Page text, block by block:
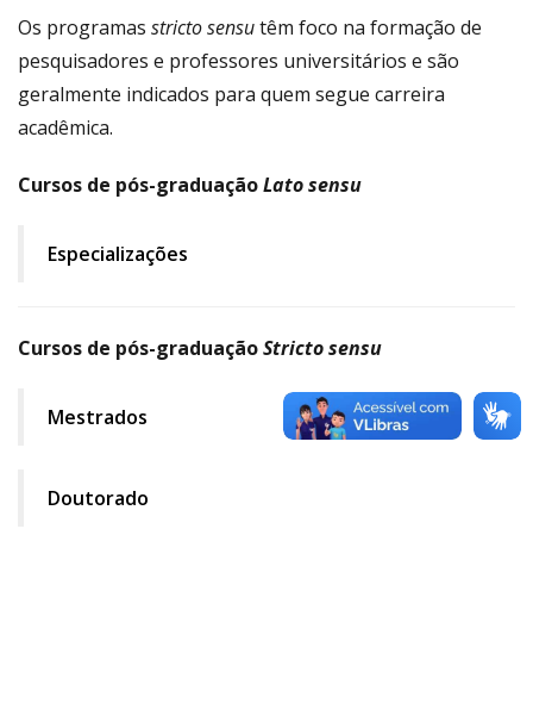
Os programas stricto sensutêm foco na formação de
pesquisadores e professores universitários e são
geralmente indicados para quem segue carreira
acadêmica.
Cursos de pós-graduaçãoLato sensu
Especializações
Cursos de pós-graduaçãoStricto sensu
Mestrados
Doutorado